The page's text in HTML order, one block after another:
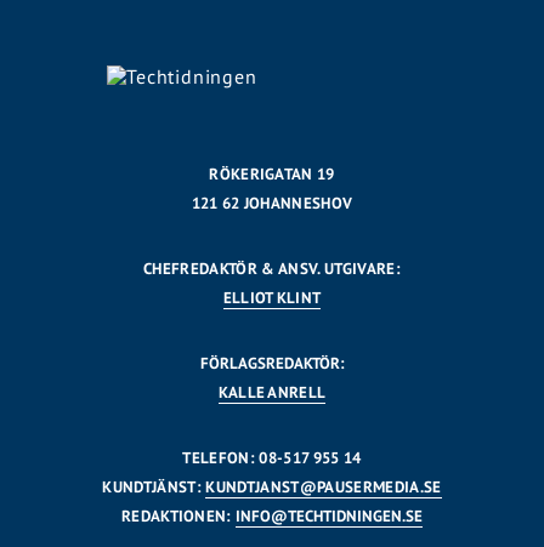
RÖKERIGATAN 19
121 62 JOHANNESHOV
CHEFREDAKTÖR & ANSV. UTGIVARE:
ELLIOT KLINT
FÖRLAGSREDAKTÖR:
KALLE ANRELL
TELEFON: 08-517 955 14
KUNDTJÄNST:KUNDTJANST@PAUSERMEDIA.SE
REDAKTIONEN: INFO@TECHTIDNINGEN.SE